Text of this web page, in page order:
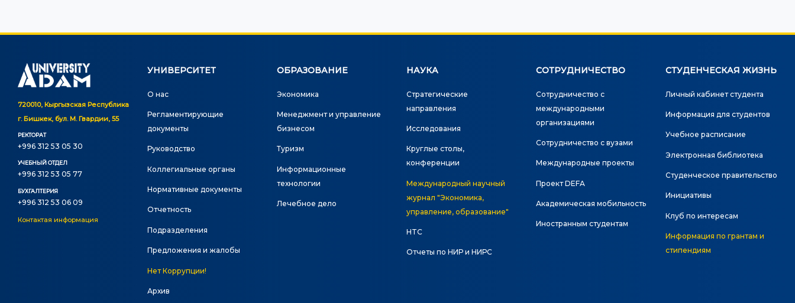
720010, Кыргызская Республика
г. Бишкек, бул. М. Гвардии, 55
РЕКТОРАТ
+996 312 53 05 30
УЧЕБНЫЙ ОТДЕЛ
+996 312 53 05 77
БУХГАЛТЕРИЯ
+996 312 53 06 09
Контактая информация
УНИВЕРСИТЕТ
О нас
Регламентирующие
документы
Руководство
Коллегиальные органы
Нормативные документы
Отчетность
Подразделения
Предложения и жалобы
Нет Коррупции!
Архив
ОБРАЗОВАНИЕ
Экономика
Менеджмент и управление
бизнесом
Туризм
Информационные
технологии
Лечебное дело
НАУКА
Стратегические
направления
Исследования
Круглые столы,
конференции
Международный научный
журнал "Экономика,
управление, образование"
HTC
Отчеты по НИР и НИРС
СОТРУДНИЧЕСТВО
Сотрудничество с
международными
организациями
Сотрудничество с вузами
Международные проекты
Проект DEFA
Академическая мобильность
Иностранным студентам
СТУДЕНЧЕСКАЯ ЖИЗНЬ
Личный кабинет студента
Информация для студентов
Учебное расписание
Электронная библиотека
Студенческое правительство
Инициативы
Клуб по интересам
Информация по грантам и
стипендиям